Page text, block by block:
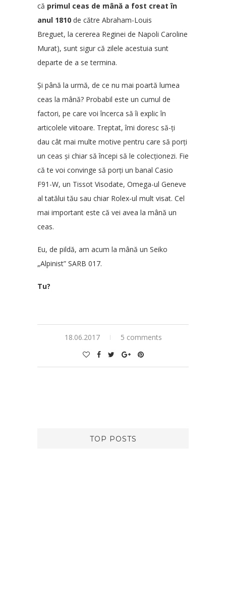
că primul ceas de mână a fost creat în
anul 1810 de către Abraham-Louis
Breguet, la cererea Reginei de Napoli Caroline
Murat), sunt sigur că zilele acestuia sunt
departe de a se termina.
Și până la urmă, de ce nu mai poartă lumea
ceas la mână? Probabil este un cumul de
factori, pe care voi încerca să îi explic în
articolele viitoare. Treptat, îmi doresc să-ți
dau cât mai multe motive pentru care să porți
un ceas și chiar să începi să le colecționezi. Fie
că te voi convinge să porți un banal Casio
F91-W, un Tissot Visodate, Omega-ul Geneve
al tatălui tău sau chiar Rolex-ul mult visat. Cel
mai important este că vei avea la mână un
ceas.
Eu, de pildă, am acum la mână un Seiko
„Alpinist” SARB 017.
Tu?
18.06.2017 5 comments
TOP POSTS